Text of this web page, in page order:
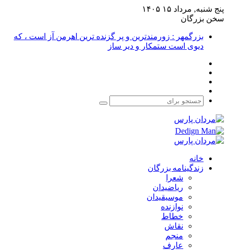
پنج شنبه, مرداد ۱۵ ۱۴۰۵
سخن بزرگان
بزرگمهر : زورمندترین و پر گزنده ترین اهرمن آز است ، که
دیوی است ستمکار و دیر ساز
جستجو
خانه
زندگینامه بزرگان
شعرا
ریاضیدان
موسیقیدان
نوازنده
خطاط
نقاش
منجم
عارف